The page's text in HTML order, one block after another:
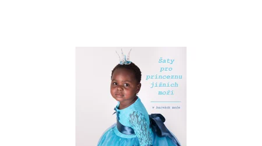
Dětské modré šaty pro princeznu jižních moří Dětské bohaté
nadýchané šaty pro princeznu jižních moří. Horní díl šatů je ušitý z
elastické krajky, podšitý bavlněným úpletem. Výstřih je kulatý,
krajkové třičtvrteční rukávy jsou ukončené organzovými volánky
ozdobené saténovými stužkami....